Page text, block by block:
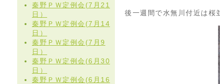
秦野ＰＷ定例会(7月21
日）
秦野ＰＷ定例会(7月14
日）
秦野ＰＷ定例会(7月9
日）
秦野ＰＷ定例会(6月30
日）
秦野ＰＷ定例会(6月16
後一週間で水無川付近は桜